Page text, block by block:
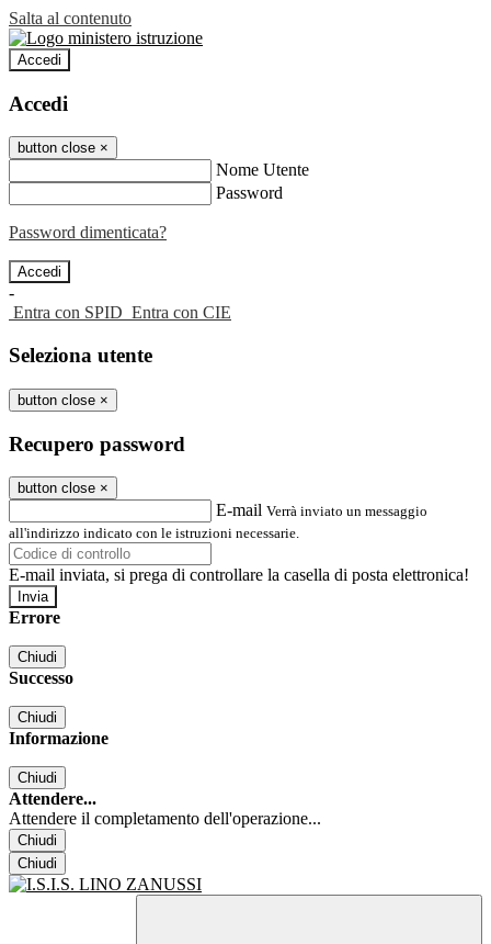
Salta al contenuto
Accedi
Accedi
button close ×
Nome Utente
Password
Password dimenticata?
-
Entra con SPID Entra con CIE
Seleziona utente
button close ×
Recupero password
button close ×
E-mail Verrà inviato un messaggio
all'indirizzo indicato con le istruzioni necessarie.
E-mail inviata, si prega di controllare la casella di posta elettronica!
Errore
Chiudi
Successo
Chiudi
Informazione
Chiudi
Attendere...
Attendere il completamento dell'operazione...
Chiudi
Chiudi